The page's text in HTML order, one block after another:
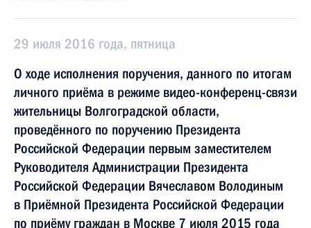
29 июля 2016 года, пятница
О ходе исполнения поручения, данного по итогам
личного приёма в режиме видео-конференц-связи
жительницы Волгоградской области,
проведённого по поручению Президента
Российской Федерации первым заместителем
Руководителя Администрации Президента
Российской Федерации Вячеславом Володиным
в Приёмной Президента Российской Федерации
по приёму граждан в Москве 7 июля 2015 года